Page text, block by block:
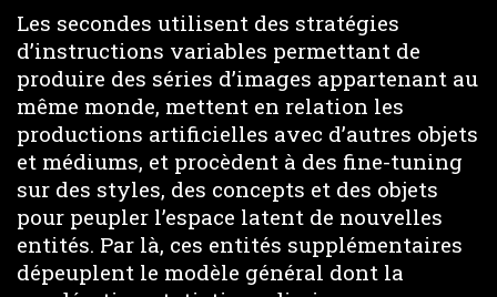
Les secondes utilisent des stratégies
d’instructions variables permettant de
produire des séries d’images appartenant au
même monde, mettent en relation les
productions artificielles avec d’autres objets
et médiums, et procèdent à des fine-tuning
sur des styles, des concepts et des objets
pour peupler l’espace latent de nouvelles
entités. Par là, ces entités supplémentaires
dépeuplent le modèle général dont la